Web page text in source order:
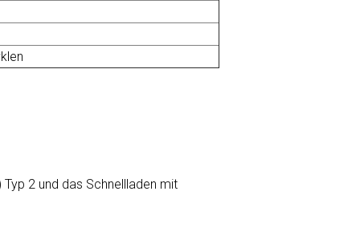
2 und das Schnellladen mit